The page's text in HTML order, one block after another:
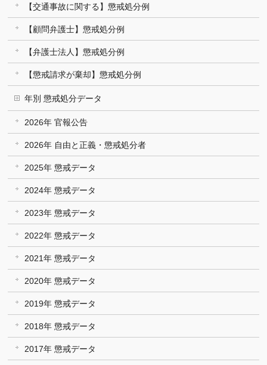
【交通事故に関する】懲戒処分例
【顧問弁護士】懲戒処分例
【弁護士法人】懲戒処分例
【懲戒請求が棄却】懲戒処分例
年別 懲戒処分データ
2026年 官報公告
2026年 自由と正義・懲戒処分者
2025年 懲戒データ
2024年 懲戒データ
2023年 懲戒データ
2022年 懲戒データ
2021年 懲戒データ
2020年 懲戒データ
2019年 懲戒データ
2018年 懲戒データ
2017年 懲戒データ